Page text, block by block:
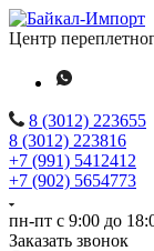
Центр
8 (3012) 223655
8 (3012) 223816
+7 (991) 5412412
+7 (902) 5654773
пн-пт с 9:00 до
Заказать звонок